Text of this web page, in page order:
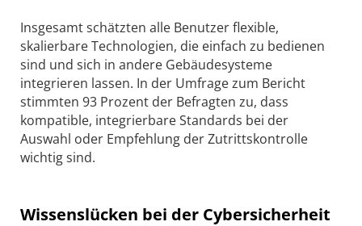
Insgesamt schätzten alle Benutzer flexible,
skalierbare Technologien, die einfach zu bedienen
sind und sich in andere Gebäudesysteme
integrieren lassen. In der Umfrage zum Bericht
stimmten 93 Prozent der Befragten zu, dass
kompatible, integrierbare Standards bei der
Auswahl oder Empfehlung der Zutrittskontrolle
wichtig sind.
Wissenslücken bei der Cybersicherheit